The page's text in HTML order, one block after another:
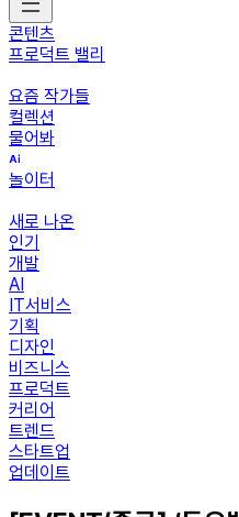
콘텐츠
프로덕트 밸리
요즘 작가들
컬렉션
물어봐
놀이터
새로 나온
인기
개발
AI
IT서비스
기획
디자인
비즈니스
프로덕트
커리어
트렌드
스타트업
업데이트